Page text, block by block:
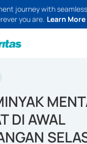
journey with
you are. Learn More
DI AWAL